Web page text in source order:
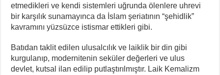
etmedikleri ve kendi sistemleri uğrunda ölenlere uhrevi
bir karşılık sunamayınca da İslam şeriatının “şehidlik”
kavramını yüzsüzce istismar ettikleri gibi.
Batıdan taklit edilen ulusalcılık ve laiklik bir din gibi
kurgulanıp, modernitenin seküler değerleri ve ulus
devlet, kutsal ilan edilip putlaştırılmıştır. Laik Kemalizm